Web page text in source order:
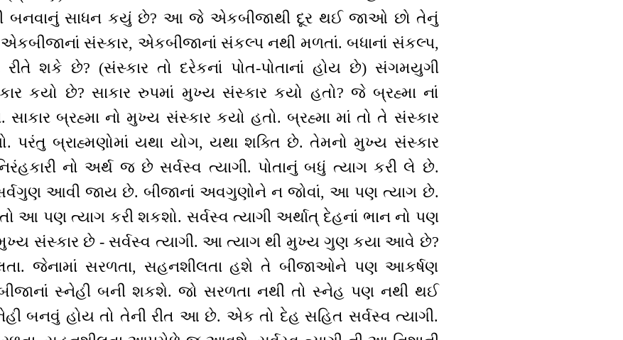
બનવાનું સાધન કયું છે? આ જે એકબીજાથી દૂર થઈ જાઓ છો તેનું
સંસ્કાર, એકબીજાનાં સંકલ્પ નથી મળતાં. બધાનાં સંકલ્પ,
શકે છે? (સંસ્કાર તો દરેકનાં પોત-પોતાનાં હોય છે) સંગમયુગી
કયો છે? સાકાર રુપમાં મુખ્ય સંસ્કાર કયો હતો? જે બ્રહ્મા નાં
સાકાર બ્રહ્મા નો મુખ્ય સંસ્કાર કયો હતો. બ્રહ્મા માં તો તે સંસ્કાર
પરંતુ બ્રાહ્મણોમાં યથા યોગ, યથા શક્તિ છે. તેમનો મુખ્ય સંસ્કાર
નો અર્થ જ છે સર્વસ્વ ત્યાગી. પોતાનું બધું ત્યાગ કરી લે છે.
સર્વગુણ આવી જાય છે. બીજાનાં અવગુણોને ન જોવાં, આ પણ ત્યાગ છે.
આ પણ ત્યાગ કરી શકશો. સર્વસ્વ ત્યાગી અર્થાત્ દેહનાં ભાન નો પણ
મુખ્ય સંસ્કાર છે - સર્વસ્વ ત્યાગી. આ ત્યાગ થી મુખ્ય ગુણ કયા આવે છે?
જેનામાં સરળતા, સહનશીલતા હશે તે બીજાઓને પણ આકર્ષણ
સ્નેહી બની શકશે. જો સરળતા નથી તો સ્નેહ પણ નથી થઈ
બનવું હોય તો તેની રીત આ છે. એક તો દેહ સહિત સર્વસ્વ ત્યાગી.